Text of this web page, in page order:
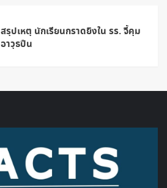
สรุปเหตุ นักเรียนกราดยิงใน รร. จี้คุม
อาวุธปืน